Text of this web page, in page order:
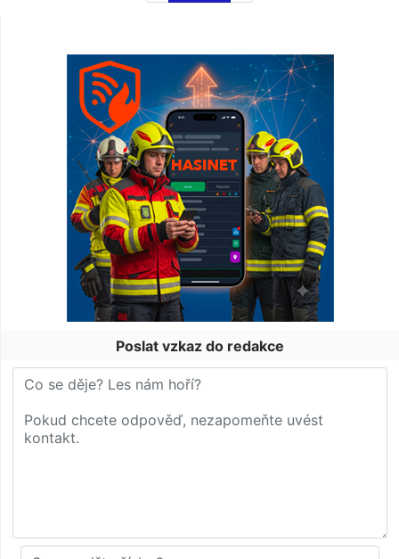
Poslat vzkaz do redakce